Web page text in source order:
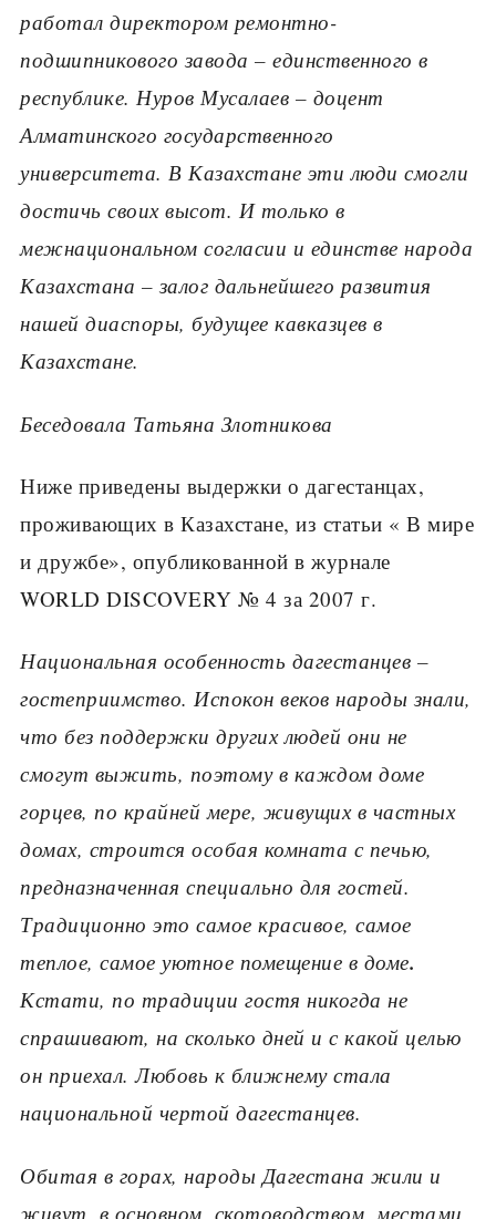
работал директором ремонтно-
подшипникового завода – единственного в
республике. Нуров Мусалаев – доцент
Алматинского государственного
университета. В Казахстане эти люди смогли
достичь своих высот. И только в
межнациональном согласии и единстве народа
Казахстана – залог дальнейшего развития
нашей диаспоры, будущее кавказцев в
Казахстане.
Беседовала Татьяна Злотникова
Ниже приведены выдержки о дагестанцах,
проживающих в Казахстане, из статьи « В мире
и дружбе», опубликованной в журнале
WORLD DISCOVERY № 4 за 2007 г.
Национальная особенность дагестанцев –
гостеприимство. Испокон веков народы знали,
что без поддержки других людей они не
смогут выжить, поэтому в каждом доме
горцев, по крайней мере, живущих в частных
домах, строится особая комната с печью,
предназначенная специально для гостей.
Традиционно это самое красивое, самое
теплое, самое уютное помещение в доме.
Кстати, по традиции гостя никогда не
спрашивают, на сколько дней и с какой целью
он приехал. Любовь к ближнему стала
национальной чертой дагестанцев.
Обитая в горах, народы Дагестана жили и
живут, в основном, скотоводством, местами